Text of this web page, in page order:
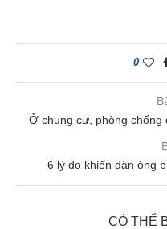
0
Ở chung cư, phòng chống
6 lý do khiến đàn ông
CÓ THỂ